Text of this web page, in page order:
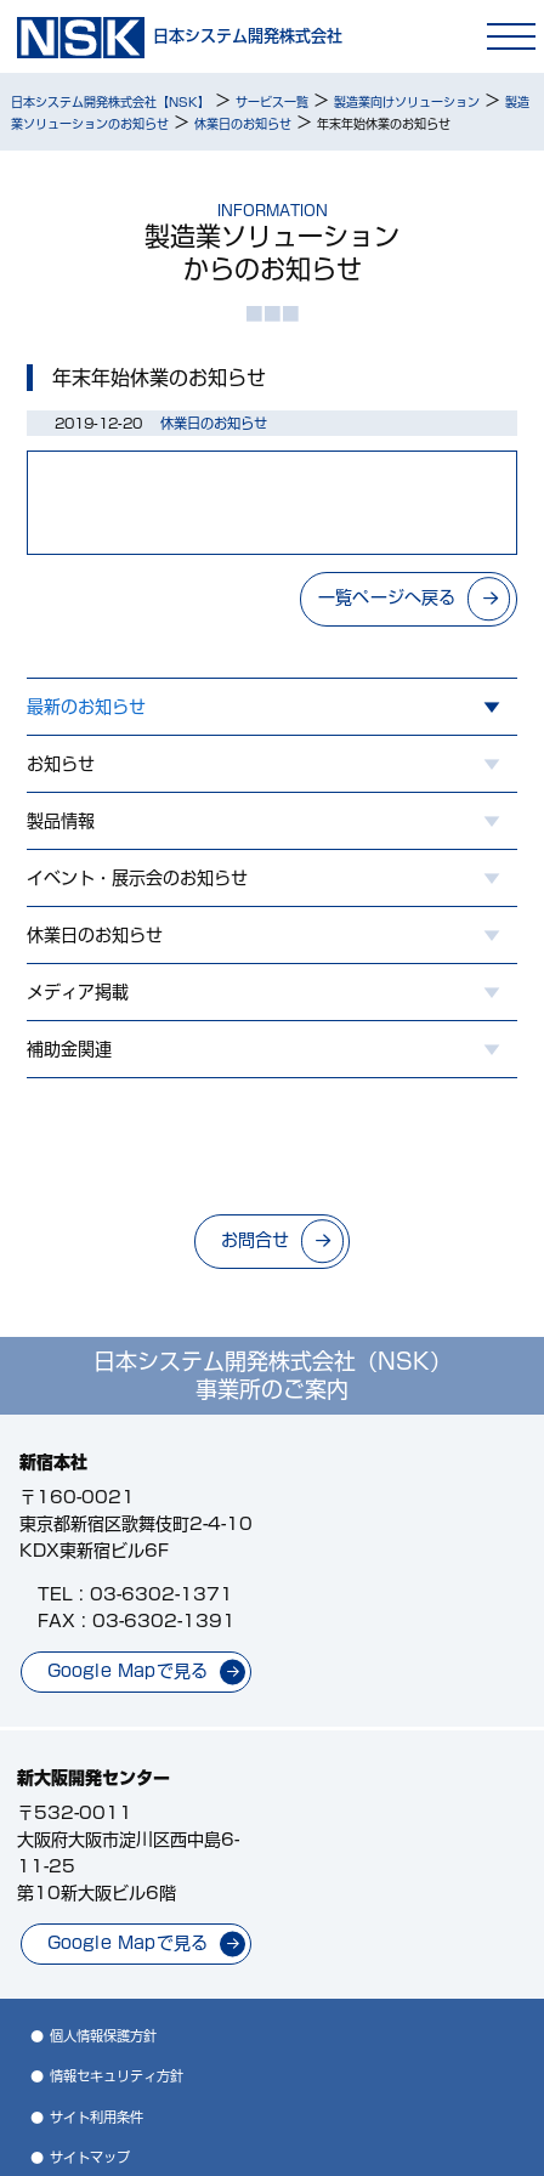
日本システム開発株式会社
日本システム開発株式会社【NSK】 > サービス一覧> 製造業向けソリューション> 製造
業ソリューションのお知らせ> 休業日のお知らせ> 年末年始休業のお知らせ
INFORMATION
製造業ソリューション
からのお知らせ
最新のお知らせ
お知らせ
製品情報
イベント・展示会のお知らせ
休業日のお知らせ
メディア掲載
補助金関連
年末年始休業のお知らせ
2019-12-20 休業日のお知らせ
一覧ページへ戻る
お問合せ
日本システム開発株式会社（NSK）
事業所のご案内
新宿本社
〒160-0021
東京都新宿区歌舞伎町2-4-10
KDX東新宿ビル6F
TEL : 03-6302-1371
FAX : 03-6302-1391
Google Mapで見る
新大阪開発センター
〒532-0011
大阪府大阪市淀川区西中島6-
11-25
第10新大阪ビル6階
Google Mapで見る
個人情報保護方針
情報セキュリティ方針
サイト利用条件
サイトマップ